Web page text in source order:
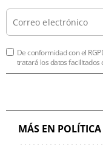
De conformidad con el
tratará los datos facilitados
MÁS EN POLÍTICA